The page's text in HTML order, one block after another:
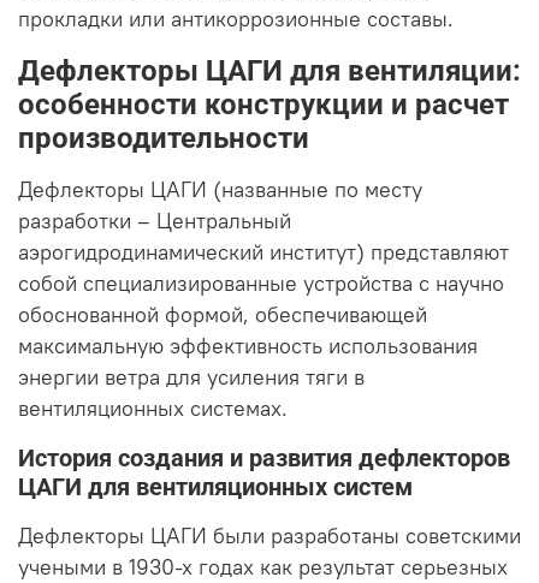
прокладки или антикоррозионные составы.
Дефлекторы ЦАГИ для вентиляции:
особенности конструкции и расчет
производительности
Дефлекторы ЦАГИ (названные по месту
разработки – Центральный
аэрогидродинамический институт) представляют
собой специализированные устройства с научно
обоснованной формой, обеспечивающей
максимальную эффективность использования
энергии ветра для усиления тяги в
вентиляционных системах.
История создания и развития дефлекторов
ЦАГИ для вентиляционных систем
Дефлекторы ЦАГИ были разработаны советскими
учеными в 1930-х годах как результат серьезных